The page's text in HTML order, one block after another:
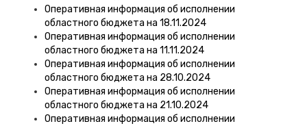
Оперативная информация об исполнении
областного бюджета на 18.11.2024
Оперативная информация об исполнении
областного бюджета на 11.11.2024
Оперативная информация об исполнении
областного бюджета на 28.10.2024
Оперативная информация об исполнении
областного бюджета на 21.10.2024
Оперативная информация об исполнении